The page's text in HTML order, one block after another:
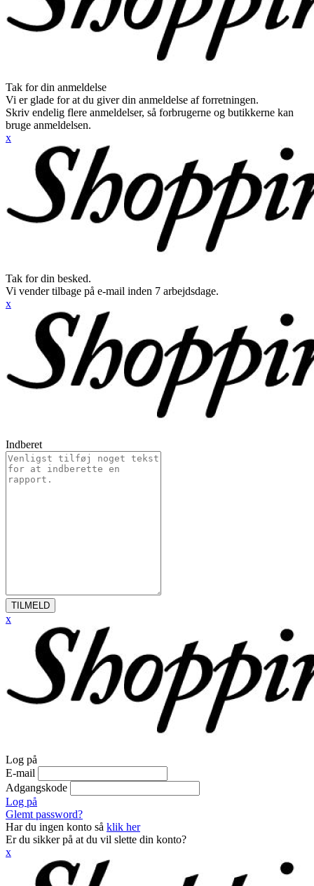
Tak for din anmeldelse
Vi er glade for at du giver din anmeldelse af forretningen.
Skriv endelig flere anmeldelser, så forbrugerne og butikkerne kan
bruge anmeldelsen.
x
Tak for din besked.
Vi vender tilbage på e-mail inden 7 arbejdsdage.
x
Indberet
TILMELD
x
Log på
E-mail
Adgangskode
Log på
Glemt password?
Har du ingen konto så klik her
Er du sikker på at du vil slette din konto?
x